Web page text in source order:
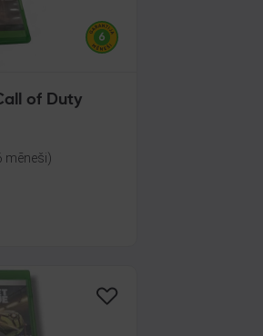
of Duty
mēneši)